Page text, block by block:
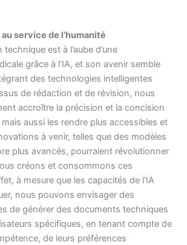
au service de l’humanité
est à l’aube d’une
grâce à l’IA, et son avenir semble
des technologies intelligentes
de rédaction et de révision, nous
accroître la précision et la concision
aussi les rendre plus accessibles et
à venir, telles que des modèles
plus avancés, pourraient révolutionner
créons et consommons ces
à mesure que les capacités de l’IA
nous pouvons envisager des
de générer des documents techniques
spécifiques, en tenant compte de
de leurs préférences